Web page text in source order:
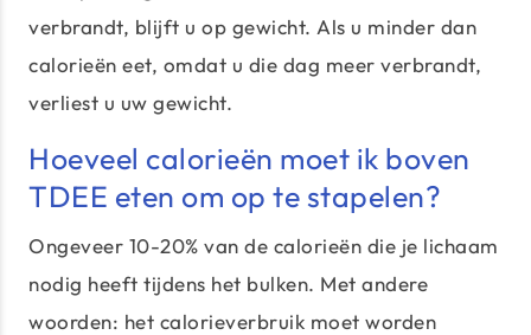
verbrandt, blijft u op gewicht. Als u minder dan
calorieën eet, omdat u die dag meer verbrandt,
verliest u uw gewicht.
Hoeveel calorieën moet ik boven
TDEE eten om op te stapelen?
Ongeveer 10-20% van de calorieën die je lichaam
nodig heeft tijdens het bulken. Met andere
woorden: het calorieverbruik moet worden